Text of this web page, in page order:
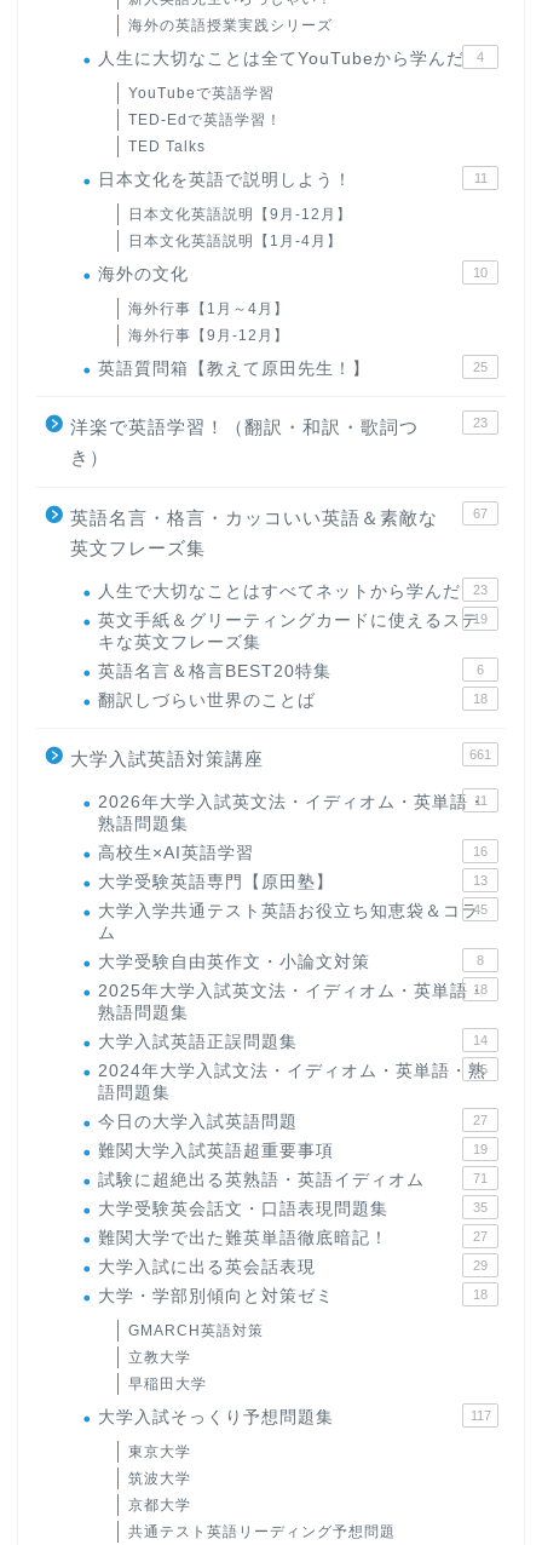
海外の英語授業実践シリーズ
人生に大切なことは全てYouTubeから学んだ 4
YouTubeで英語学習
TED-Edで英語学習！
TED Talks
日本文化を英語で説明しよう！ 11
日本文化英語説明【9月-12月】
日本文化英語説明【1月-4月】
海外の文化 10
海外行事【1月～4月】
海外行事【9月-12月】
英語質問箱【教えて原田先生！】 25
洋楽で英語学習！（翻訳・和訳・歌詞つ
き）
23
英語名言・格言・カッコいい英語＆素敵な
英文フレーズ集
67
人生で大切なことはすべてネットから学んだ 23
英文手紙＆グリーティングカードに使えるステ
キな英文フレーズ集
19
英語名言＆格言BEST20特集 6
翻訳しづらい世界のことば 18
大学入試英語対策講座 661
2026年大学入試英文法・イディオム・英単語・
熟語問題集
11
高校生×AI英語学習 16
大学受験英語専門【原田塾】 13
大学入学共通テスト英語お役立ち知恵袋＆コラ
ム
45
大学受験自由英作文・小論文対策 8
2025年大学入試英文法・イディオム・英単語・
熟語問題集
18
大学入試英語正誤問題集 14
2024年大学入試文法・イディオム・英単語・熟
語問題集
15
今日の大学入試英語問題 27
難関大学入試英語超重要事項 19
試験に超絶出る英熟語・英語イディオム 71
大学受験英会話文・口語表現問題集 35
難関大学で出た難英単語徹底暗記！ 27
大学入試に出る英会話表現 29
大学・学部別傾向と対策ゼミ 18
GMARCH英語対策
立教大学
早稲田大学
大学入試そっくり予想問題集 117
東京大学
筑波大学
京都大学
共通テスト英語リーディング予想問題